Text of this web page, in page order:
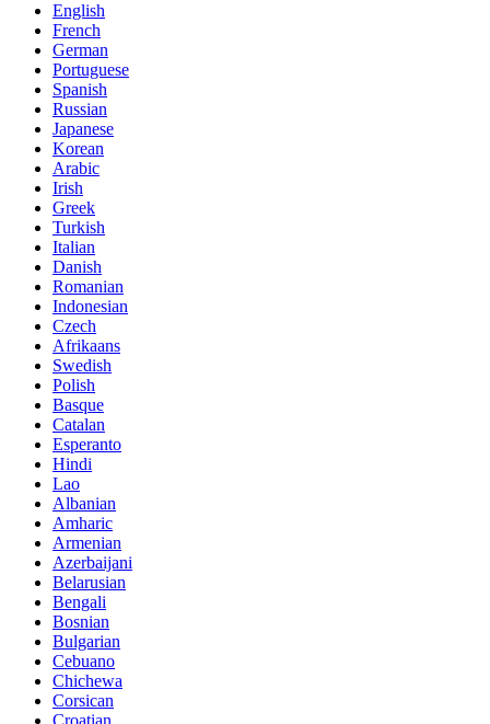
English
French
German
Portuguese
Spanish
Russian
Japanese
Korean
Arabic
Irish
Greek
Turkish
Italian
Danish
Romanian
Indonesian
Czech
Afrikaans
Swedish
Polish
Basque
Catalan
Esperanto
Hindi
Lao
Albanian
Amharic
Armenian
Azerbaijani
Belarusian
Bengali
Bosnian
Bulgarian
Cebuano
Chichewa
Corsican